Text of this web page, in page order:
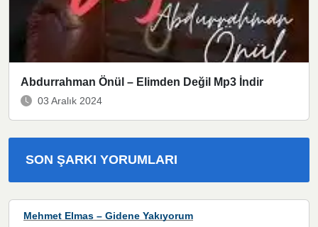
Abdurrahman Önül – Elimden Değil Mp3 İndir
03 Aralık 2024
SON ŞARKI YORUMLARI
Mehmet Elmas – Gidene Yakıyorum